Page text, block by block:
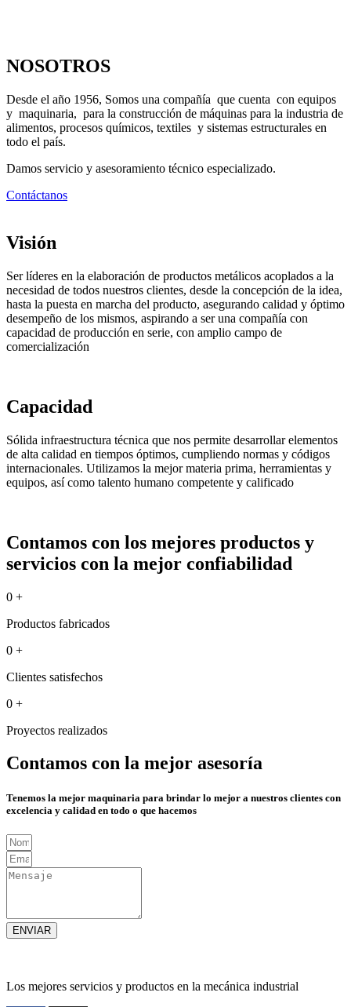
NOSOTROS
Desde el año 1956, Somos una compañía que cuenta con equipos
y maquinaria, para la construcción de máquinas para la industria de
alimentos, procesos químicos, textiles y sistemas estructurales en
todo el país.
Damos servicio y asesoramiento técnico especializado.
Contáctanos
Visión
Ser líderes en la elaboración de productos metálicos acoplados a la
necesidad de todos nuestros clientes, desde la concepción de la idea,
hasta la puesta en marcha del producto, asegurando calidad y óptimo
desempeño de los mismos, aspirando a ser una compañía con
capacidad de producción en serie, con amplio campo de
comercialización
Capacidad
Sólida infraestructura técnica que nos permite desarrollar elementos
de alta calidad en tiempos óptimos, cumpliendo normas y códigos
internacionales. Utilizamos la mejor materia prima, herramientas y
equipos, así como talento humano competente y calificado
Contamos con los mejores productos y
servicios con la mejor confiabilidad
0 +
Productos fabricados
0 +
Clientes satisfechos
0 +
Proyectos realizados
Contamos con la mejor asesoría
Tenemos la mejor maquinaria para brindar lo mejor a nuestros clientes con
excelencia y calidad en todo o que hacemos
ENVIAR
Los mejores servicios y productos en la mecánica industrial